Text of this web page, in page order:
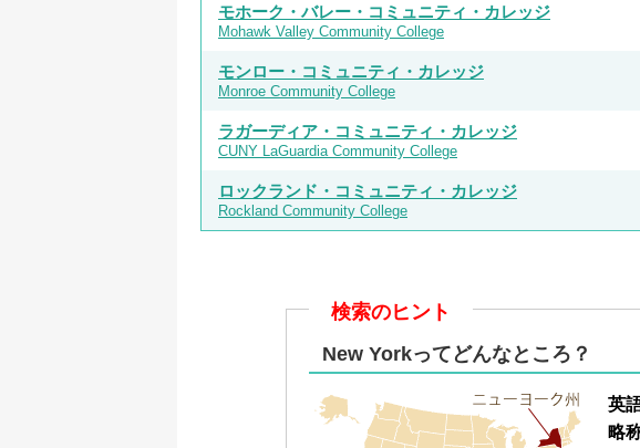
モホーク・バレー・コミュニティ・カレッジ
Mohawk Valley Community College
モンロー・コミュニティ・カレッジ
Monroe Community College
ラガーディア・コミュニティ・カレッジ
CUNY LaGuardia Community College
ロックランド・コミュニティ・カレッジ
Rockland Community College
検索のヒント
New Yorkってどんなところ？
英
略